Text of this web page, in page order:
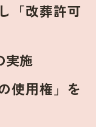
「改葬許可
実施
使用権」を